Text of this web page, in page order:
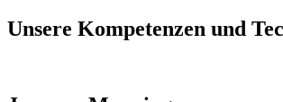
Unsere Kompetenzen und